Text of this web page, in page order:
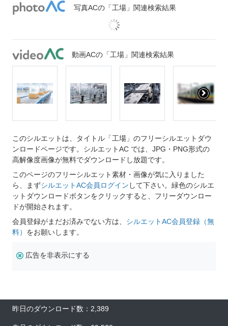
写真ACの「工場」関連検索結果
動画ACの「工場」関連検索結果
このシルエットは、タイトル「工場」のフリーシルエットダウ
ンロードページです。シルエットAC では、JPG・PNG形式の
高解像度画像が無料でダウンロードし放題です。
このページのフリーシルエット素材・画像が気に入りました
ら、まずシルエットAC会員ログイン して下さい。緑色のシルエ
ットダウンロードボタンをクリックすると、フリーダウンロー
ドが開始されます。
会員登録がまだお済みでない方は、 シルエットAC会員登録（無
料） をお願いします。
広告を非表示にする
昨日のダウンロード数：2,389